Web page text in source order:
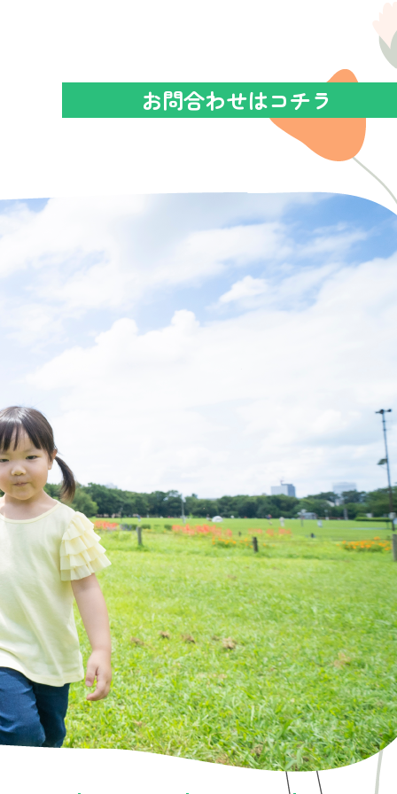
お問合わせはコチラ